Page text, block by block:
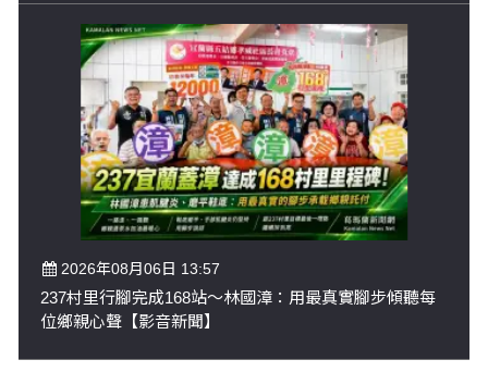
2026年08月06日 13:57
237村里行腳完成168站～林國漳：用最真實腳步傾聽每
位鄉親心聲【影音新聞】